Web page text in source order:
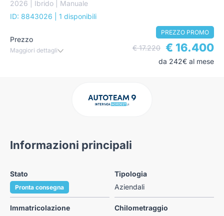
2026 | Ibrido | Manuale
ID: 8843026
| 1 disponibili
Prezzo
Maggiori dettagli
PREZZO PROMO
€ 17.220 € 16.400
da 242€ al mese
Informazioni principali
Stato
Pronta consegna
Tipologia
Aziendali
Immatricolazione
Chilometraggio